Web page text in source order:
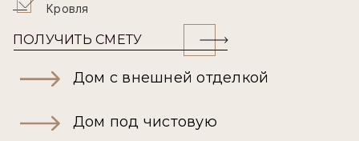
Кровля
ПОЛУЧИТЬ СМЕТУ
Дом с внешней отделкой
Дом под чистовую